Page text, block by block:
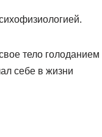
тело голоданием
себе в жизни